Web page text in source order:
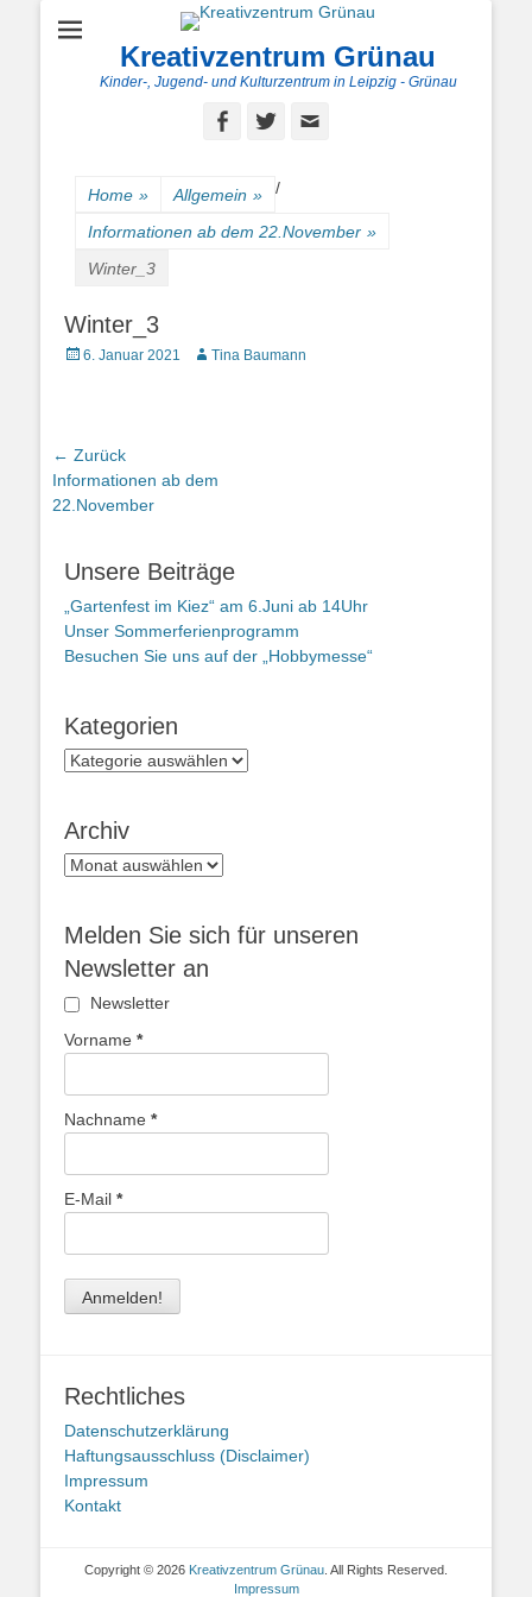
Kreativzentrum Grünau
Kinder-, Jugend- und Kulturzentrum in Leipzig - Grünau
Facebook
Twitter
Home » Allgemein » /
Informationen ab dem 22.November »
Winter_3
Winter_3
Posted
6. Januar 2021 AutorTina Baumann
Beitragsnavigation
← Zurück
Vorheriger
Beitrag:
Informationen ab dem
22.November
Unsere Beiträge
„Gartenfest im Kiez“ am 6.Juni ab 14Uhr
Unser Sommerferienprogramm
Besuchen Sie uns auf der „Hobbymesse“
Kategorien
Kategorien
Archiv
Archiv
Melden Sie sich für unseren
Newsletter an
Newsletter
Vorname *
Nachname *
E-Mail *
Rechtliches
Datenschutzerklärung
Haftungsausschluss (Disclaimer)
Impressum
Kontakt
Copyright © 2026 Kreativzentrum Grünau . All Rights Reserved.
Impressum